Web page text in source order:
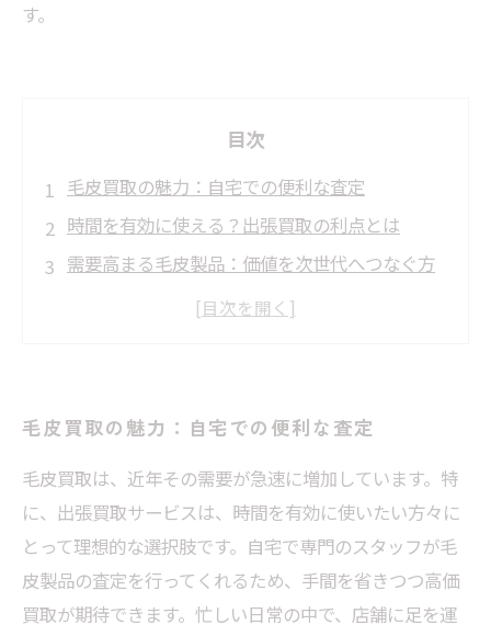
す。
目次
毛皮買取の魅力：自宅での便利な査定
時間を有効に使える？出張買取の利点とは
需要高まる毛皮製品：価値を次世代へつなぐ方
毛皮買取の魅力：自宅での便利な査定
毛皮買取は、近年その需要が急速に増加しています。特
に、出張買取サービスは、時間を有効に使いたい方々に
とって理想的な選択肢です。自宅で専門のスタッフが毛
皮製品の査定を行ってくれるため、手間を省きつつ高価
買取が期待できます。忙しい日常の中で、店舗に足を運